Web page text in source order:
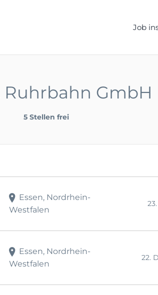
Job
Ruhrbahn GmbH
5 Stellen frei
Essen, Nordrhein-
Westfalen
Essen, Nordrhein-
Westfalen
22.